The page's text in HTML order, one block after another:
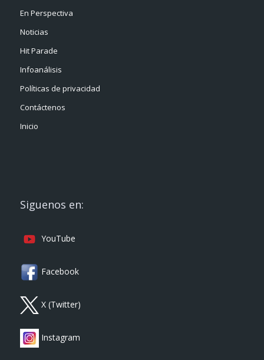
En Perspectiva
Noticias
Hit Parade
Infoanálisis
Políticas de privacidad
Contáctenos
Inicio
Siguenos en:
YouTube
Facebook
X (Twitter)
Instagram